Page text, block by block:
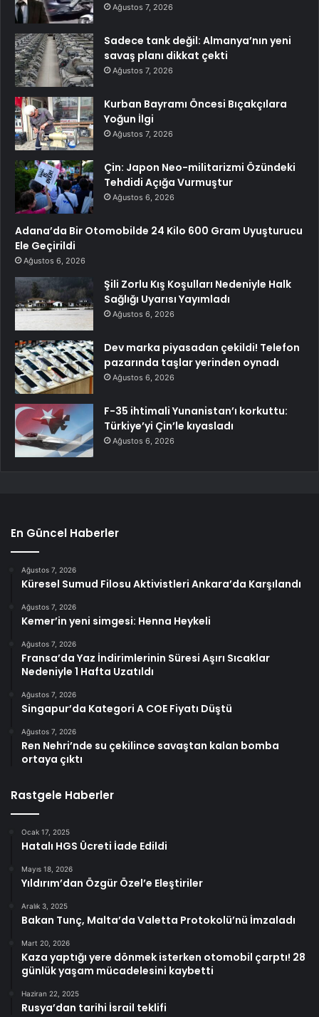
Ağustos 7, 2026
Sadece tank değil: Almanya’nın yeni
savaş planı dikkat çekti
Ağustos 7, 2026
Kurban Bayramı Öncesi Bıçakçılara
Yoğun İlgi
Ağustos 7, 2026
Çin: Japon Neo-militarizmi Özündeki
Tehdidi Açığa Vurmuştur
Ağustos 6, 2026
Adana’da Bir Otomobilde 24 Kilo 600 Gram Uyuşturucu
Ele Geçirildi
Ağustos 6, 2026
Şili Zorlu Kış Koşulları Nedeniyle Halk
Sağlığı Uyarısı Yayımladı
Ağustos 6, 2026
Dev marka piyasadan çekildi! Telefon
pazarında taşlar yerinden oynadı
Ağustos 6, 2026
F-35 ihtimali Yunanistan’ı korkuttu:
Türkiye’yi Çin’le kıyasladı
Ağustos 6, 2026
En Güncel Haberler
Ağustos 7, 2026
Küresel Sumud Filosu Aktivistleri Ankara’da Karşılandı
Ağustos 7, 2026
Kemer’in yeni simgesi: Henna Heykeli
Ağustos 7, 2026
Fransa’da Yaz İndirimlerinin Süresi Aşırı Sıcaklar
Nedeniyle 1 Hafta Uzatıldı
Ağustos 7, 2026
Singapur’da Kategori A COE Fiyatı Düştü
Ağustos 7, 2026
Ren Nehri’nde su çekilince savaştan kalan bomba
ortaya çıktı
Rastgele Haberler
Ocak 17, 2025
Hatalı HGS Ücreti İade Edildi
Mayıs 18, 2026
Yıldırım’dan Özgür Özel’e Eleştiriler
Aralık 3, 2025
Bakan Tunç, Malta’da Valetta Protokolü’nü İmzaladı
Mart 20, 2026
Kaza yaptığı yere dönmek isterken otomobil çarptı! 28
günlük yaşam mücadelesini kaybetti
Haziran 22, 2025
Rusya’dan tarihi İsrail teklifi